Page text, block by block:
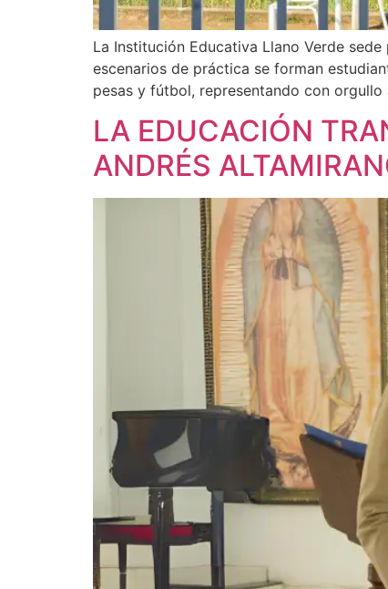
La Institución Educativa Llano Verde
escenarios de práctica se forman
pesas y fútbol, representando con
LA EDUCACIÓN
ANDRÉS